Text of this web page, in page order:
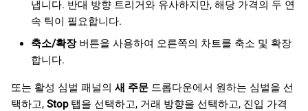
냅니다. 반대 방향 트리거와 유사하지만, 해당 가격의 두 연
속 틱이 필요합니다.
축소/확장버튼을 사용하여 오른쪽의 차트를 축소 및 확장
합니다.
또는 활성 심벌 패널의 새 주문 드롭다운에서 원하는 심벌을 선
택하고, Stop탭을 선택하고, 거래 방향을 선택하고, 진입 가격